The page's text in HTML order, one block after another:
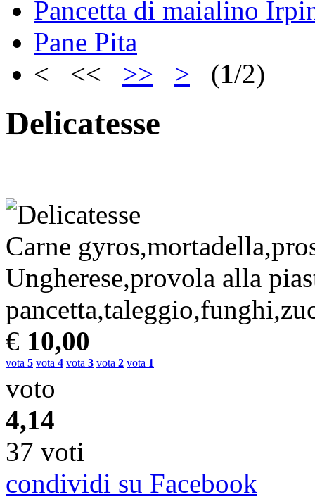
Pancetta di maialino
Pane Pita
< << >> > (1/2)
Delicatesse
Carne
Ungherese,provola alla
€ 10,00
vota 5 vota 4 vota 3 vota 2 vota 1
voto
4,14
37 voti
condividi su Facebook